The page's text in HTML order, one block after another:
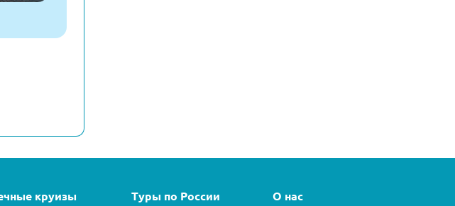
круизы Туры по России О нас